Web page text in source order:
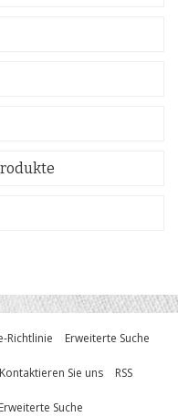
Richtlinie Erweiterte Suche
Kontaktieren Sie uns RSS
Erweiterte Suche